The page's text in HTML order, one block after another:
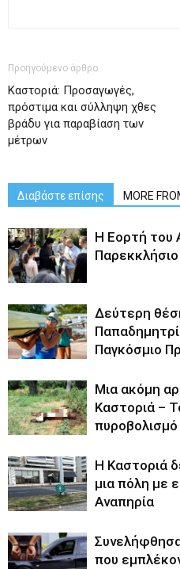
Προηγούμενο άρθρο
Καστοριά: Προσαγωγές,
πρόστιμα και σύλληψη χθες
βράδυ για παραβίαση των
μέτρων
Διαβάστε επίσης MORE
H Εορτή του
Δεύτερη
Παγκόσμιο
Μια ακόμη
Καστοριά –
πυροβολισμό
Η Καστοριά
μια πόλη με
Αναπηρία
που